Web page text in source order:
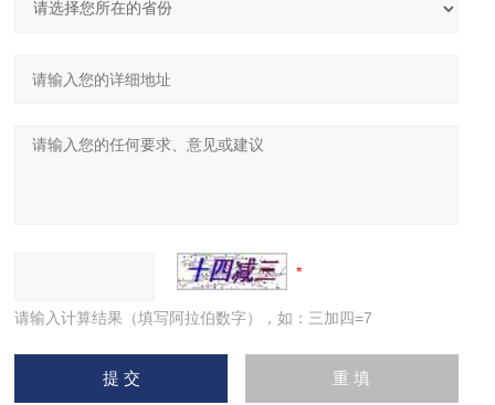
请输入计算结果（填写阿拉伯数字），如：三加四=7